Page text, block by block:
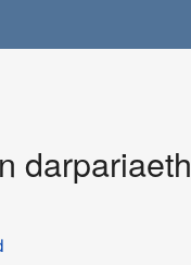
darpariaeth